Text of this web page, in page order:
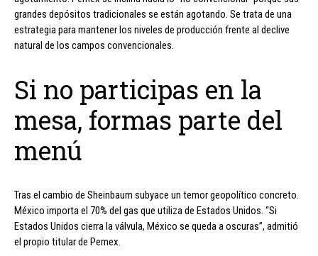
grandes depósitos tradicionales se están agotando. Se trata de una
estrategia para mantener los niveles de producción frente al declive
natural de los campos convencionales.
Si no participas en la
mesa, formas parte del
menú
Tras el cambio de Sheinbaum subyace un temor geopolítico concreto.
México importa el 70% del gas que utiliza de Estados Unidos. “Si
Estados Unidos cierra la válvula, México se queda a oscuras”, admitió
el propio titular de Pemex.